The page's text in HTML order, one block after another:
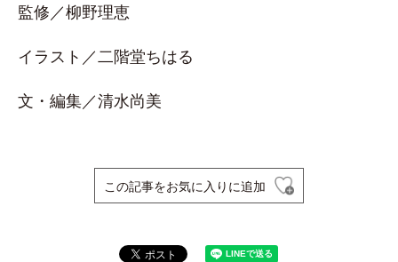
監修／柳野理恵
イラスト／二階堂ちはる
文・編集／清水尚美
この記事をお気に入りに追加